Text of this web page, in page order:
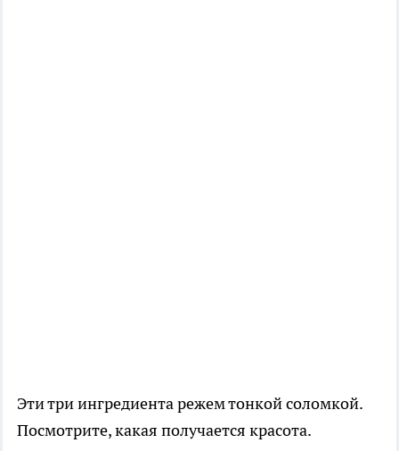
Эти три ингредиента режем тонкой соломкой.
Посмотрите, какая получается красота.